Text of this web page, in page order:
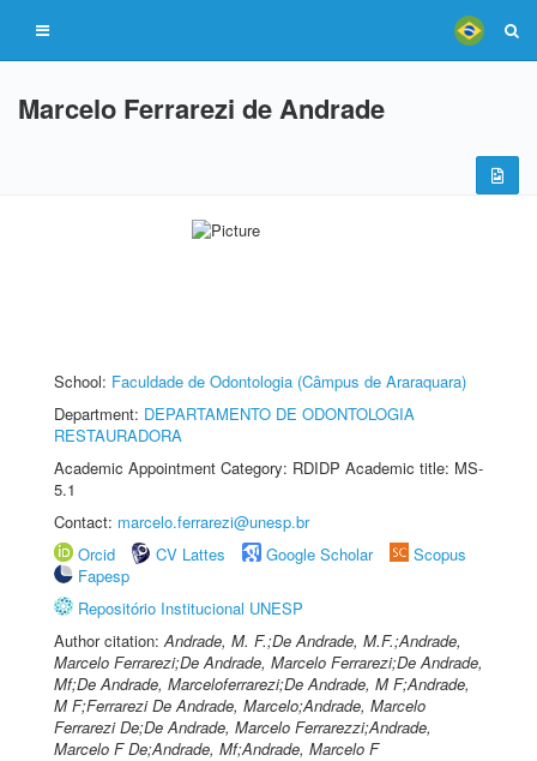
Marcelo Ferrarezi de Andrade
School: Faculdade de Odontologia (Câmpus de Araraquara)
Department: DEPARTAMENTO DE ODONTOLOGIA
RESTAURADORA
Academic Appointment Category: RDIDP Academic title: MS-
5.1
Contact: marcelo.ferrarezi@unesp.br
Orcid
CV Lattes Google Scholar
Scopus
Fapesp
Repositório Institucional UNESP
Author citation:Andrade, M. F.;De Andrade, M.F.;Andrade,
Marcelo Ferrarezi;De Andrade, Marcelo Ferrarezi;De Andrade,
Mf;De Andrade, Marceloferrarezi;De Andrade, M F;Andrade,
M F;Ferrarezi De Andrade, Marcelo;Andrade, Marcelo
Ferrarezi De;De Andrade, Marcelo Ferrarezzi;Andrade,
Marcelo F De;Andrade, Mf;Andrade, Marcelo F